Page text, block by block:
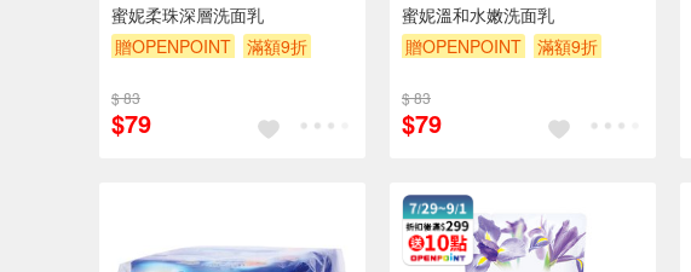
蜜妮柔珠深層洗面乳
贈OPENPOINT
滿額9折
$ 83
$79
蜜妮溫和水嫩洗面乳
贈OPENPOINT
滿額9折
$ 83
$79